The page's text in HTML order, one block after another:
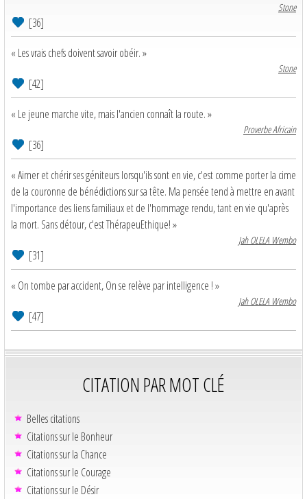
Stone
[36]
« Les vrais chefs doivent savoir obéir. »
Stone
[42]
« Le jeune marche vite, mais l'ancien connaît la route. »
Proverbe Africain
[36]
« Aimer et chérir ses géniteurs lorsqu'ils sont en vie, c'est comme porter la cime
de la couronne de bénédictions sur sa tête. Ma pensée tend à mettre en avant
l'importance des liens familiaux et de l'hommage rendu, tant en vie qu'après
la mort. Sans détour, c'est ThérapeuEthique! »
Jah OLELA Wembo
[31]
« On tombe par accident, On se relève par intelligence ! »
Jah OLELA Wembo
[47]
CITATION PAR MOT CLÉ
Belles citations
Citations sur le Bonheur
Citations sur la Chance
Citations sur le Courage
Citations sur le Désir